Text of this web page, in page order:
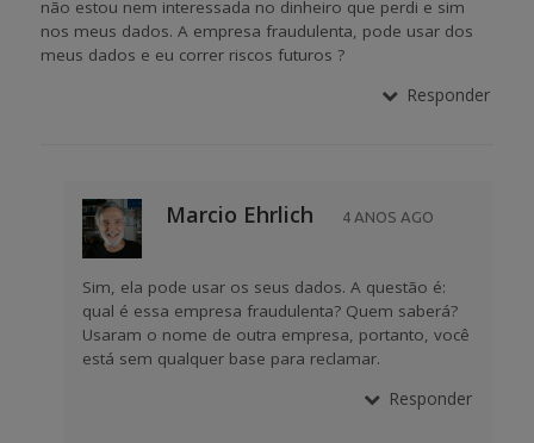
não estou nem interessada no dinheiro que perdi e sim
nos meus dados. A empresa fraudulenta, pode usar dos
meus dados e eu correr riscos futuros ?
Responder
Marcio Ehrlich 4 ANOS AGO
Sim, ela pode usar os seus dados. A questão é:
qual é essa empresa fraudulenta? Quem saberá?
Usaram o nome de outra empresa, portanto, você
está sem qualquer base para reclamar.
Responder